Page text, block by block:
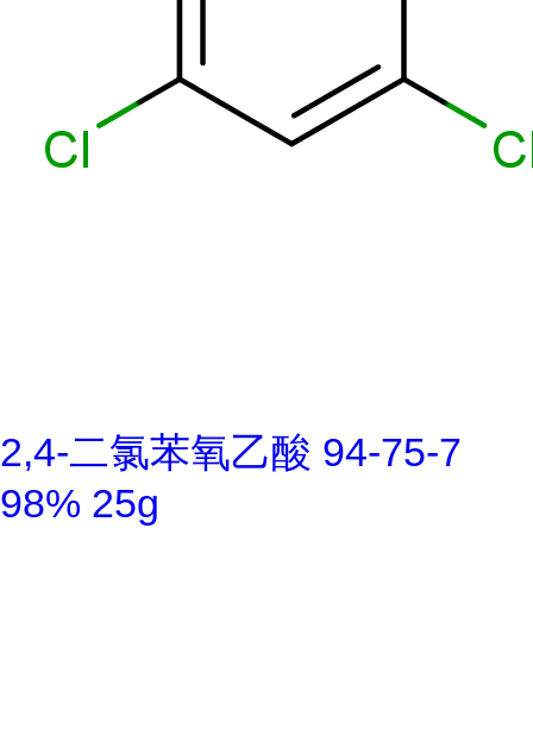
2,4-二氯苯氧乙酸 94-75-7
98% 25g